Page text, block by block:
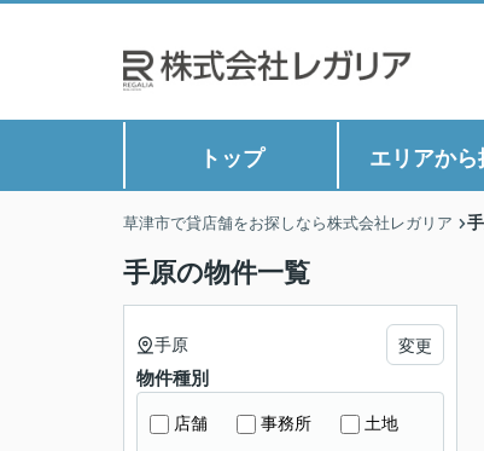
トップ エリアから
草津市で貸店舗をお探しなら株式会社レガリア
手原の物件一覧
手原 変更
物件種別
店舗 事務所 土地